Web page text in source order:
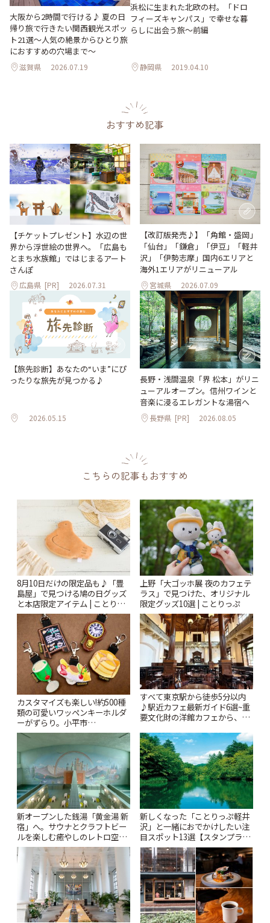
大阪から2時間で行ける♪ 夏の日
帰り旅で行きたい関西観光スポッ
ト21選～人気の絶景からひとり旅
におすすめの穴場まで～
滋賀県 2026.07.19
浜松に生まれた北欧の村。「ドロ
フィーズキャンパス」で幸せな暮
らしに出会う旅～前編
静岡県 2019.04.10
おすすめ記事
【チケットプレゼント】水辺の世
界から浮世絵の世界へ。「広島も
とまち水族館」ではじまるアート
さんぽ
広島県 [PR] 2026.07.31
【改訂版発売♪】「角館・盛岡」
「仙台」「鎌倉」「伊豆」「軽井
沢」「伊勢志摩」国内6エリアと
海外1エリアがリニューアル
宮城県 2026.07.09
【旅先診断】あなたの“いま”にぴ
ったりな旅先が見つかる♪
2026.05.15
長野・浅間温泉「界 松本」がリニ
ューアルオープン。信州ワインと
音楽に浸るエレガントな湯宿へ
長野県 [PR] 2026.08.05
こちらの記事もおすすめ
8月10日だけの限定品も♪「豊
島屋」で見つける鳩の日グッズ
と本店限定アイテム | ことりっ
ぷ
上野「大ゴッホ展 夜のカフェテ
ラス」で見つけた、オリジナル
限定グッズ10選 | ことりっぷ
カスタマイズも楽しい!約500種
類の可愛いワッペンキーホルダ
ーがずらり。小平市
「Kimamaya T&K」 | ことりっ
すべて東京駅から徒歩5分以内
♪駅近カフェ最新ガイド6選~重
要文化財の洋館カフェから、改
りっぷ
新オープンした銭湯「黄金湯 新
宿」へ。サウナとクラフトビー
ルを楽しむ癒やしのレトロ空間
| ことりっぷ
新しくなった「ことりっぷ軽井
沢」と一緒におでかけしたい注
目スポット13選【スタンプラリ
ー開催中】 | ことりっぷ